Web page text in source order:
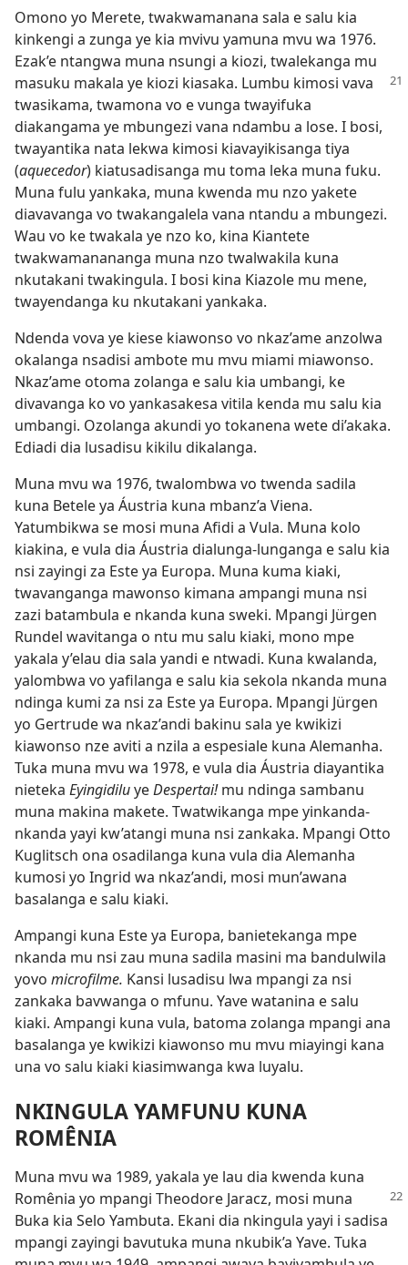
Omono yo Merete, twakwamanana sala e salu kia
kinkengi a zunga ye kia mvivu yamuna mvu wa 1976.
Ezak’e ntangwa muna nsungi a kiozi, twalekanga mu
masuku makala ye kiozi kiasaka. Lumbu kimosi vava
twasikama, twamona vo e vunga twayifuka
diakangama ye mbungezi vana ndambu a lose. I bosi,
twayantika nata lekwa kimosi kiavayikisanga tiya
(aquecedor) kiatusadisanga mu toma leka muna fuku.
Muna fulu yankaka, muna kwenda mu nzo yakete
diavavanga vo twakangalela vana ntandu a mbungezi.
Wau vo ke twakala ye nzo ko, kina Kiantete
twakwamanananga muna nzo twalwakila kuna
nkutakani twakingula. I bosi kina Kiazole mu mene,
twayendanga ku nkutakani yankaka.
Ndenda vova ye kiese kiawonso vo nkaz’ame anzolwa
okalanga nsadisi ambote mu mvu miami miawonso.
Nkaz’ame otoma zolanga e salu kia umbangi, ke
divavanga ko vo yankasakesa vitila kenda mu salu kia
umbangi. Ozolanga akundi yo tokanena wete di’akaka.
Ediadi dia lusadisu kikilu dikalanga.
Muna mvu wa 1976, twalombwa vo twenda sadila
kuna Betele ya Áustria kuna mbanz’a Viena.
Yatumbikwa se mosi muna Afidi a Vula. Muna kolo
kiakina, e vula dia Áustria dialunga-lunganga e salu kia
nsi zayingi za Este ya Europa. Muna kuma kiaki,
twavanganga mawonso kimana ampangi muna nsi
zazi batambula e nkanda kuna sweki. Mpangi Jürgen
Rundel wavitanga o ntu mu salu kiaki, mono mpe
yakala y’elau dia sala yandi e ntwadi. Kuna kwalanda,
yalombwa vo yafilanga e salu kia sekola nkanda muna
ndinga kumi za nsi za Este ya Europa. Mpangi Jürgen
yo Gertrude wa nkaz’andi bakinu sala ye kwikizi
kiawonso nze aviti a nzila a espesiale kuna Alemanha.
Tuka muna mvu wa 1978, e vula dia Áustria diayantika
nieteka EyingidiluyeDespertai!mu ndinga sambanu
muna makina makete. Twatwikanga mpe yinkanda-
nkanda yayi kw’atangi muna nsi zankaka. Mpangi Otto
Kuglitsch ona osadilanga kuna vula dia Alemanha
kumosi yo Ingrid wa nkaz’andi, mosi mun’awana
basalanga e salu kiaki.
Ampangi kuna Este ya Europa, banietekanga mpe
nkanda mu nsi zau muna sadila masini ma bandulwila
yovo microfilme. Kansi lusadisu lwa mpangi za nsi
zankaka bavwanga o mfunu. Yave watanina e salu
kiaki. Ampangi kuna vula, batoma zolanga mpangi ana
basalanga ye kwikizi kiawonso mu mvu miayingi kana
una vo salu kiaki kiasimwanga kwa luyalu.
NKINGULA YAMFUNU KUNA
ROMÊNIA
Muna mvu wa 1989, yakala ye lau dia kwenda kuna
Romênia yo mpangi Theodore Jaracz, mosi muna
Buka kia Selo Yambuta. Ekani dia nkingula yayi i sadisa
mpangi zayingi bavutuka muna nkubik’a Yave. Tuka